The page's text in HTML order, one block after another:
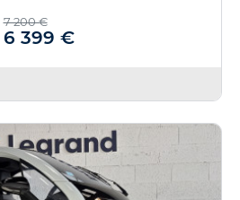
7 200 €
6 399 €